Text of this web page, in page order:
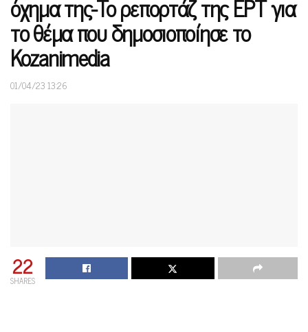
όχημα της-To ρεπορτάζ της ΕΡΤ για
το θέμα που δημοσιοποίησε το
Kozanimedia
01/04/23 13:26
22
SHARES